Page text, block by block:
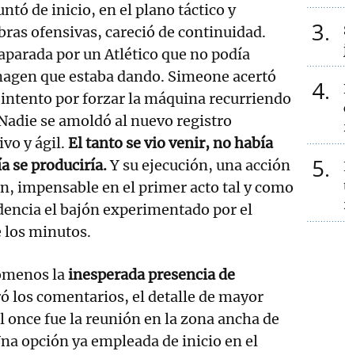
de inicio, en el plano táctico y
ofensivas, careció de continuidad.
por un Atlético que no podía
que estaba dando. Simeone acertó
intento por forzar la máquina recurriendo
se amoldó al nuevo registro
y ágil. El tanto se vio venir, no había
se produciría.Y su ejecución, una acción
impensable en el primer acto tal y como
el bajón experimentado por el
los minutos.
lainesperada presencia de
los comentarios, el detalle de mayor
fue la reunión en la zona ancha de
opción ya empleada de inicio en el
3
4
5